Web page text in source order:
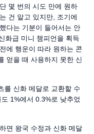
몇 번의 시도 만에 원하
건 알고 있지만, 조기에
다는 기분이 들어서는 안
화급 미니 챔피언을 획득
에 행운이 따라 원하는 콘
얻을 때 사용하지 못한 신
를 신화 메달로 교환할 수
1%에서 0.3%로 낮추었
면 왕국 수정과 신화 메달